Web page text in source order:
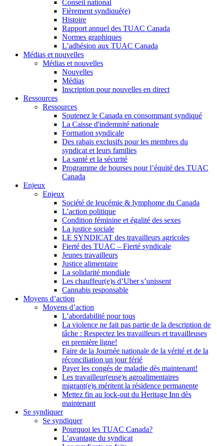
Conseil national
Fièrement syndiqué(e)
Histoire
Rapport annuel des TUAC Canada
Normes graphiques
L’adhésion aux TUAC Canada
Médias et nouvelles
Médias et nouvelles
Nouvelles
Médias
Inscription pour nouvelles en direct
Ressources
Ressources
Soutenez le Canada en consommant syndiqué
La Caisse d'indemnité nationale
Formation syndicale
Des rabais exclusifs pour les membres du
syndicat et leurs families
La santé et la sécurité
Programme de bourses pour l’équité des TUAC
Canada
Enjeux
Enjeux
Société de leucémie & lymphome du Canada
L’action politique
Condition féminine et égalité des sexes
La justice sociale
LE SYNDICAT des travailleurs agricoles
Fierté des TUAC – Fierté syndicale
Jeunes travailleurs
Justice alimentaire
La solidarité mondiale
Les chauffeur(e)s d’Uber s’unissent
Cannabis responsable
Moyens d’action
Moyens d’action
L’abordabilité pour tous
La violence ne fait pas partie de la description de
tâche : Respectez les travailleurs et travailleuses
en première ligne!
Faire de la Journée nationale de la vérité et de la
réconciliation un jour férié
Payer les congés de maladie dès maintenant!
Les travailleur(euse)s agroalimentaires
migrant(e)s méritent la résidence permanente
Mettez fin au lock-out du Heritage Inn dès
maintenant
Se syndiquer
Se syndiquer
Pourquoi les TUAC Canada?
L’avantage du syndicat